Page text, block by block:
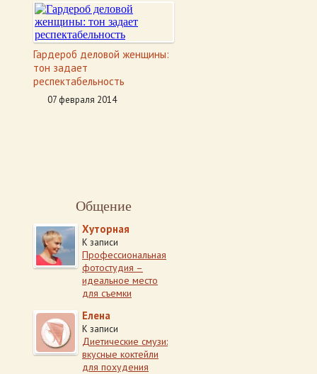
Гардероб деловой женщины:
тон задает
респектабельность
07 февраля 2014
Общение
Хуторная
К записи
Профессиональная
фотостудия –
идеальное место
для съемки
Елена
К записи
Диетические смузи:
вкусные коктейли
для похудения